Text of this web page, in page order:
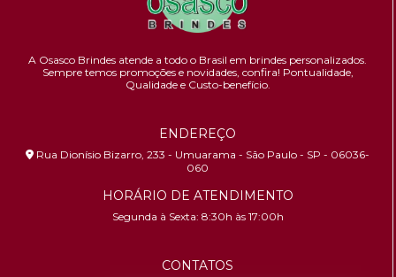
A Osasco Brindes atende a todo o Brasil em brindes personalizados.
Sempre temos promoções e novidades, confira! Pontualidade,
Qualidade e Custo-benefício.
ENDEREÇO
Rua Dionísio Bizarro, 233 - Umuarama - São Paulo - SP - 06036-
060
HORÁRIO DE ATENDIMENTO
Segunda à Sexta: 8:30h às 17:00h
CONTATOS